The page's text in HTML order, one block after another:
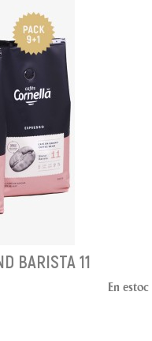
BARISTA 11
En estoc